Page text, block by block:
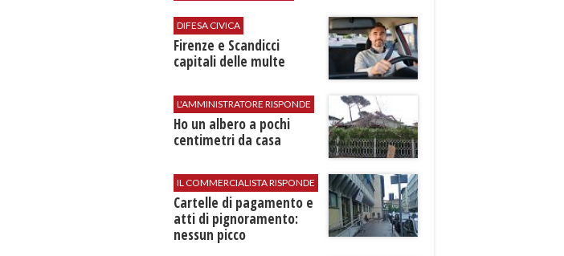
DIFESA CIVICA
Firenze e Scandicci
capitali delle multe
L'AMMINISTRATORE RISPONDE
Ho un albero a pochi
centimetri da casa
IL COMMERCIALISTA RISPONDE
Cartelle di pagamento e
atti di pignoramento:
nessun picco